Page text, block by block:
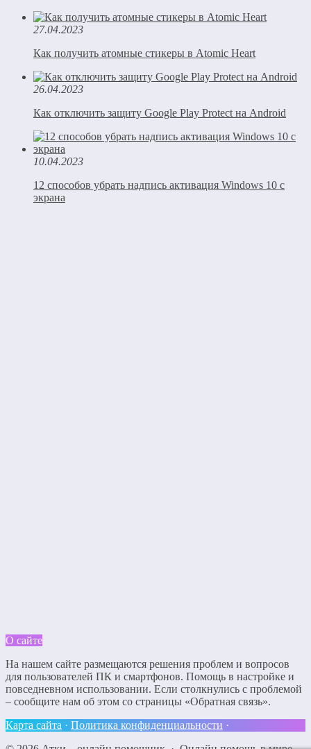
27.04.2023
Как получить атомные стикеры в Atomic Heart
26.04.2023
Как отключить защиту Google Play Protect на Android
10.04.2023
12 способов убрать надпись активация Windows 10 с
экрана
О сайте
На нашем сайте размещаются решения проблем и вопросов
для пользователей ПК и смартфонов. Помощь в настройке и
повседневном использовании. Если столкнулись с проблемой
– сообщите нам об этом со страницы «Обратная связь».
Карта сайта · Политика конфиденциальности ·